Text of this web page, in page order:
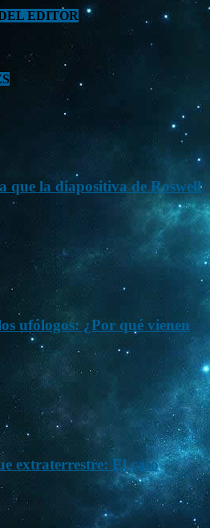
EDITOR
que la diapositiva de Roswell
ufólogos: ¿Por qué vienen
extraterrestre: El caso